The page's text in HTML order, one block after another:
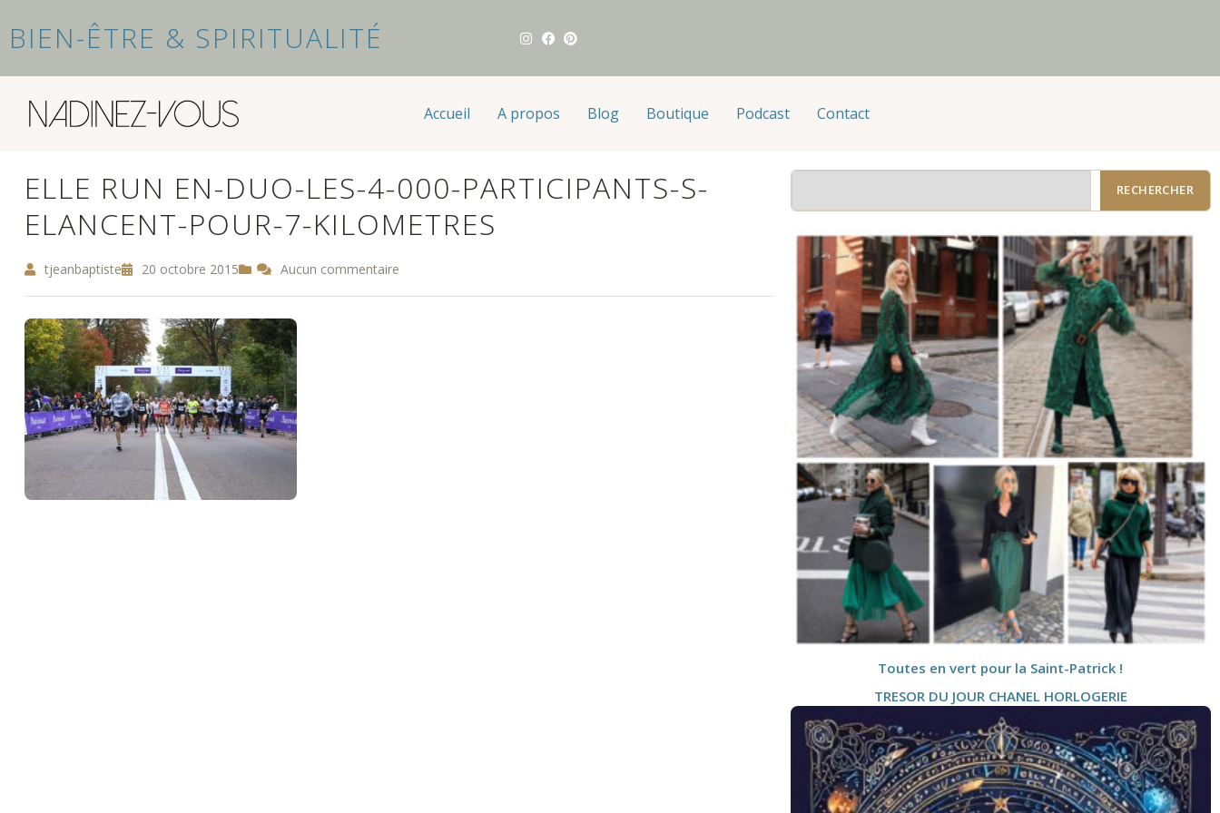
BIEN-ÊTRE & SPIRITUALITÉ
Accueil A propos Blog Boutique Podcast Contact
ELLE RUN EN-DUO-LES-4-000-PARTICIPANTS-S-
ELANCENT-POUR-7-KILOMETRES
tjeanbaptiste 20 octobre 2015 Aucun commentaire
RECHERCHER
Toutes en vert pour la Saint-Patrick !
TRESOR DU JOUR CHANEL HORLOGERIE